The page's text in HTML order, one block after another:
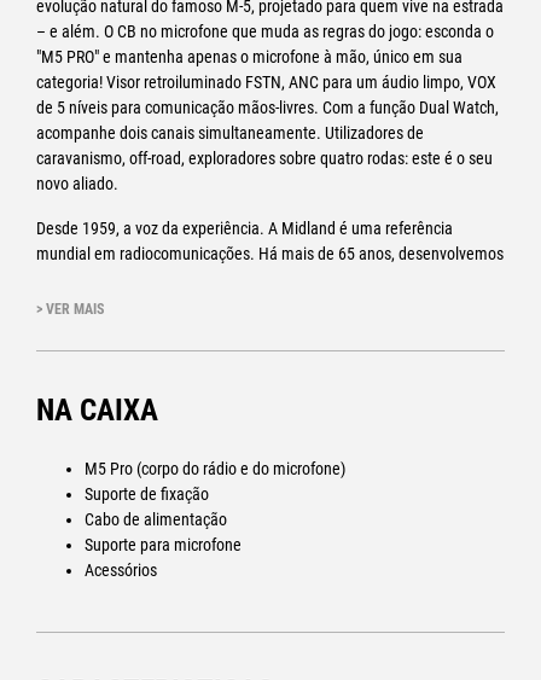
evolução natural do famoso M-5, projetado para quem vive na estrada
– e além. O CB no microfone que muda as regras do jogo: esconda o
"M5 PRO" e mantenha apenas o microfone à mão, único em sua
categoria! Visor retroiluminado FSTN, ANC para um áudio limpo, VOX
de 5 níveis para comunicação mãos-livres. Com a função Dual Watch,
acompanhe dois canais simultaneamente. Utilizadores de
caravanismo, off-road, exploradores sobre quatro rodas: este é o seu
novo aliado.
Desde 1959, a voz da experiência. A Midland é uma referência
mundial em radiocomunicações. Há mais de 65 anos, desenvolvemos
pessoas que se deslocam livremente. Nossos rádios CB
oferecendo segurança, simplicidade e desempenho em todas as
para as necessidades atuais. Com o M5 Pro, toda a tecnologia está
condições de luz. A tecnologia ANC (Cancelamento Automático de
Ruído) assegura áudio sempre limpo, mesmo em terrenos irregulares
ou durante viagens. A função VOX ajustável em 5 níveis permite falar
sem usar as mãos, enquanto com o Dual Watch é possível monitorar
> VER MAIS
NA CAIXA
M5 Pro (corpo do rádio e do microfone)
Suporte de fixação
Cabo de alimentação
Suporte para microfone
Acessórios